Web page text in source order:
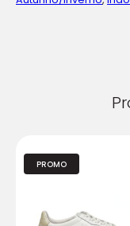
PROMO